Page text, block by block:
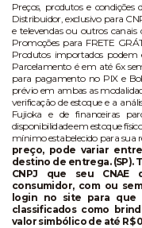
Preços, produtos e
Distribuidor, exclusivo para
e televendas ou outros canais
Promoções para FRETE
Produtos importados
Parcelamento é em até 6x
para pagamento no PIX e
prévio em ambas as
verificação de estoque e a
Fujioka e de financeiras
disponibilidade em estoque
mínimo estabelecido para sua
preço, pode variar
destino de entrega. (SP).
CNPJ que seu
consumidor, com ou
login no site para que
classificados como
valor simbólico de até R$